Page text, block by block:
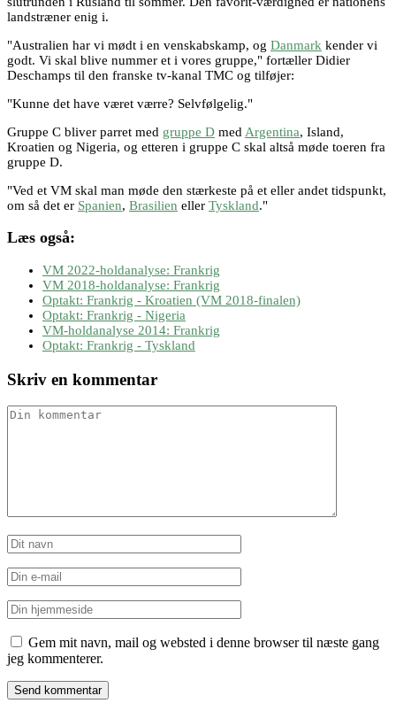
landstræner enig i.
"Australien har vi mødt i en venskabskamp, og Danmark kender vi
godt. Vi skal blive nummer et i vores gruppe," fortæller Didier
Deschamps til den franske tv-kanal TMC og tilføjer:
"Kunne det have været værre? Selvfølgelig."
Gruppe C bliver parret med gruppe D med Argentina, Island,
Kroatien og Nigeria, og etteren i gruppe C skal altså møde toeren fra
gruppe D.
"Ved et VM skal man møde den stærkeste på et eller andet tidspunkt,
om så det er Spanien, Brasilien eller Tyskland."
Læs også:
VM 2022-holdanalyse: Frankrig
VM 2018-holdanalyse: Frankrig
Optakt: Frankrig - Kroatien (VM 2018-finalen)
Optakt: Frankrig - Nigeria
VM-holdanalyse 2014: Frankrig
Optakt: Frankrig - Tyskland
Skriv en kommentar
Gem mit navn, mail og websted i denne browser til næste gang
jeg kommenterer.